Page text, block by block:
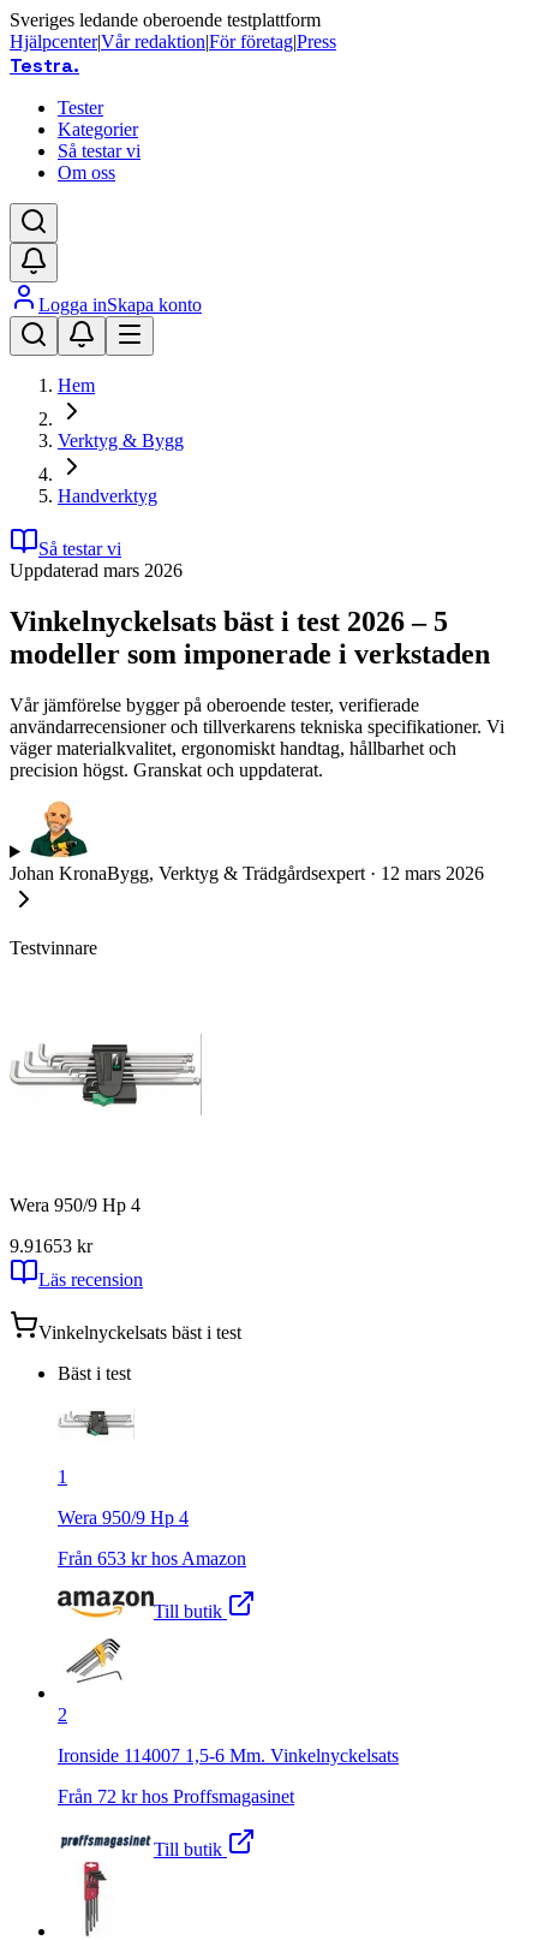
Sveriges ledande oberoende testplattform
Hjälpcenter|Vår redaktion|För företag|Press
Testra.
Tester
Kategorier
Så testar vi
Om oss
Logga inSkapa konto
Hem
Verktyg & Bygg
Handverktyg
Så testar vi
Uppdaterad mars 2026
Vinkelnyckelsats bäst i test 2026 – 5
modeller som imponerade i verkstaden
Vår jämförelse bygger på oberoende tester, verifierade
användarrecensioner och tillverkarens tekniska specifikationer. Vi
väger materialkvalitet, ergonomiskt handtag, hållbarhet och
precision högst. Granskat och uppdaterat.
Johan KronaBygg, Verktyg & Trädgårdsexpert · 12 mars 2026
Testvinnare
Wera 950/9 Hp 4
9.91653 kr
Läs recension
Vinkelnyckelsats bäst i test
Bäst i test
1
Wera 950/9 Hp 4
Från 653 kr hos Amazon
Till butik
2
Ironside 114007 1,5-6 Mm. Vinkelnyckelsats
Från 72 kr hos Proffsmagasinet
Till butik